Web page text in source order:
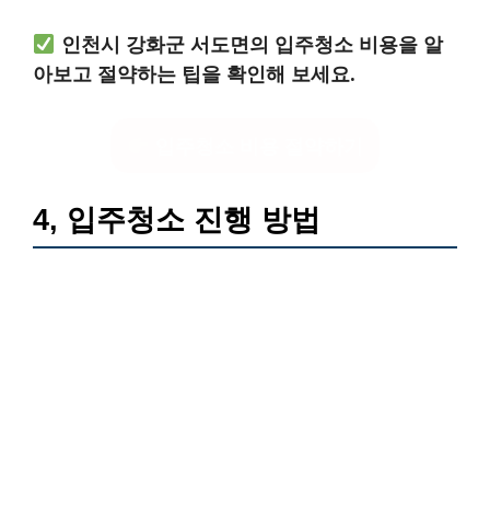
인천시 강화군 서도면의 입주청소 비용을 알
아보고 절약하는 팁을 확인해 보세요.
4, 입주청소 진행 방법